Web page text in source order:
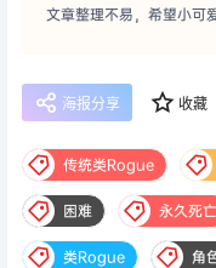
文章整理不易，希望小可
海报分享 收藏
传统类Rogue
困难 永久死亡
类Rogue 角